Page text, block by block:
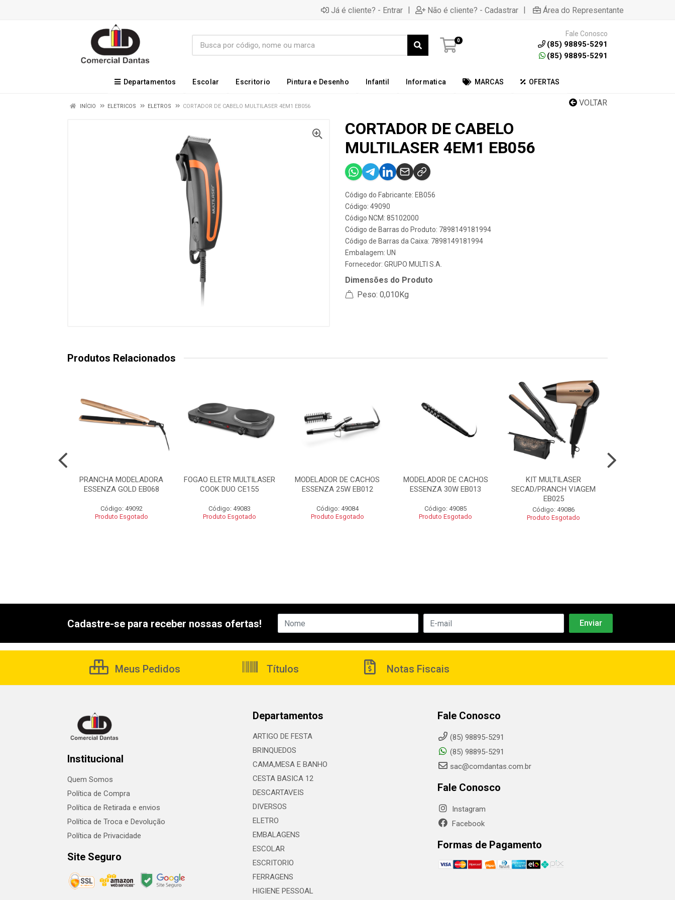
Já é cliente? - Entrar | Não é cliente? - Cadastrar | Área do Representante
0
Fale Conosco
(85) 98895-5291
(85) 98895-5291
Departamentos Escolar Escritorio Pintura e Desenho Infantil Informatica MARCAS OFERTAS
VOLTAR
INÍCIO ELETRICOS ELETROS CORTADOR DE CABELO MULTILASER 4EM1 EB056
CORTADOR DE CABELO
MULTILASER 4EM1 EB056
Código do Fabricante: EB056
Código: 49090
Código NCM: 85102000
Código de Barras do Produto: 7898149181994
Código de Barras da Caixa: 7898149181994
Embalagem: UN
Fornecedor: GRUPO MULTI S.A.
Dimensões do Produto
Peso: 0,010Kg
Produtos Relacionados
PRANCHA MODELADORA
ESSENZA GOLD EB068
Código: 49092
Produto Esgotado
FOGAO ELETR MULTILASER
COOK DUO CE155
Código: 49083
Produto Esgotado
MODELADOR DE CACHOS
ESSENZA 25W EB012
Código: 49084
Produto Esgotado
MODELADOR DE CACHOS
ESSENZA 30W EB013
Código: 49085
Produto Esgotado
KIT MULTILASER
SECAD/PRANCH VIAGEM
EB025
Código: 49086
Produto Esgotado
Cadastre-se para receber nossas ofertas!
Meus Pedidos Títulos Notas Fiscais
Institucional
Quem Somos
Política de Compra
Política de Retirada e envios
Política de Troca e Devolução
Política de Privacidade
Site Seguro
Departamentos
ARTIGO DE FESTA
BRINQUEDOS
CAMA,MESA E BANHO
CESTA BASICA 12
DESCARTAVEIS
DIVERSOS
ELETRO
EMBALAGENS
ESCOLAR
ESCRITORIO
FERRAGENS
HIGIENE PESSOAL
Fale Conosco
(85) 98895-5291
(85) 98895-5291
sac@comdantas.com.br
Fale Conosco
Instagram
Facebook
Formas de Pagamento